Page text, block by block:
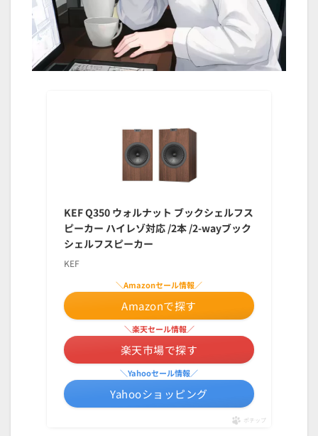
KEF Q350 ウォルナット ブックシェルフス
ピーカー ハイレゾ対応 /2本 /2-wayブック
シェルフスピーカー
KEF
＼Amazonセール情報／
Amazonで探す
＼楽天セール情報／
楽天市場で探す
＼Yahooセール情報／
Yahooショッピング
ポチップ